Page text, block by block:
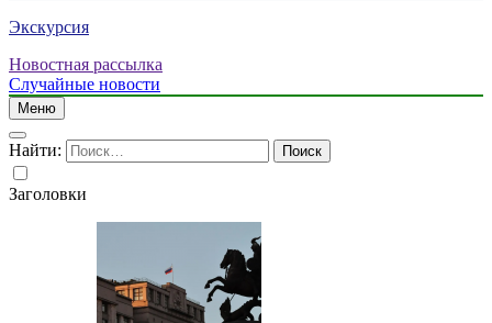
Экскурсия
Новостная рассылка
Случайные новости
Меню
Найти:
Заголовки